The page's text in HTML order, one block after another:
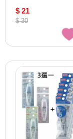
$ 21
$ 30